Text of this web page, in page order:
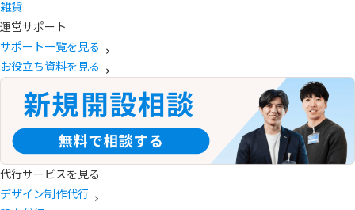
雑貨
運営サポート
サポート一覧を見る
お役立ち資料を見る
代行サービスを見る
デザイン制作代行